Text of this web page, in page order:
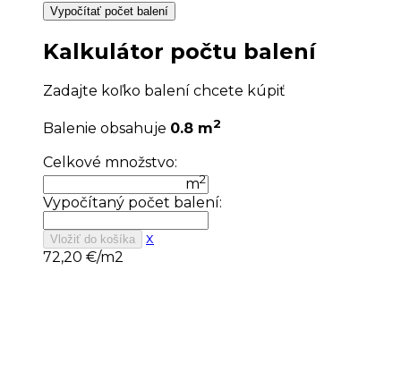
Vypočítať počet balení
Kalkulátor počtu balení
Zadajte koľko balení chcete kúpiť
Balenie obsahuje 0.8 m2
Celkové množstvo:
m2
Vypočítaný počet balení:
Vložiť do košíka
x
72,20 €/m2